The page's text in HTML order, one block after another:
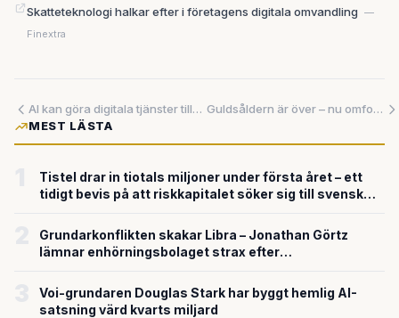
Skatteteknologi halkar efter i företagens digitala omvandling —
Finextra
AI kan göra digitala tjänster tillgängliga för alla – om rätt spelregler sätts från början
Guldsåldern är över – nu omformar regionala staten den kinesiska elbilsindustrin
MEST LÄSTA
Tistel drar in tiotals miljoner under första året – ett
tidigt bevis på att riskkapitalet söker sig till svensk
Grundarkonflikten skakar Libra – Jonathan Görtz
lämnar enhörningsbolaget strax efter
Voi-grundaren Douglas Stark har byggt hemlig AI-
satsning värd kvarts miljard